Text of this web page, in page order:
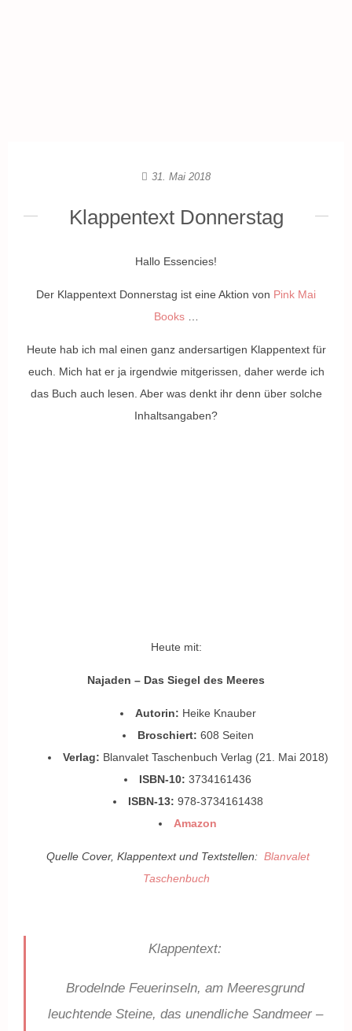
31. Mai 2018
Klappentext Donnerstag
Hallo Essencies!
Der Klappentext Donnerstag ist eine Aktion von Pink Mai
Books…
Heute hab ich mal einen ganz andersartigen Klappentext für
euch. Mich hat er ja irgendwie mitgerissen, daher werde ich
das Buch auch lesen. Aber was denkt ihr denn über solche
Inhaltsangaben?
Heute mit:
Najaden – Das Siegel des Meeres
Autorin: Heike Knauber
Broschiert: 608 Seiten
Verlag: Blanvalet Taschenbuch Verlag (21. Mai 2018)
ISBN-10: 3734161436
ISBN-13: 978-3734161438
Amazon
Quelle Cover, Klappentext und Textstellen: Blanvalet
Taschenbuch
Klappentext:
Brodelnde Feuerinseln, am Meeresgrund
leuchtende Steine, das unendliche Sandmeer –